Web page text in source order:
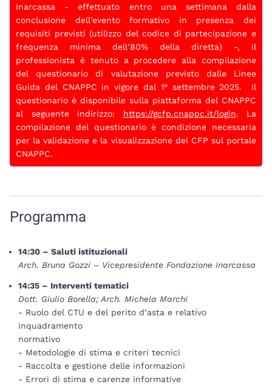
Inarcassa - effettuato entro una settimana dalla
conclusione dell’evento formativo in presenza dei
requisiti previsti (utilizzo del codice di partecipazione e
frequenza minima dell’80% della diretta) -, il
professionista è tenuto a procedere alla compilazione
del questionario di valutazione previsto dalle Linee
Guida del CNAPPC in vigore dal 1° settembre 2025. Il
questionario è disponibile sulla piattaforma del CNAPPC
al seguente indirizzo: https://gcfp.cnappc.it/login. La
compilazione del questionario è condizione necessaria
per la validazione e la visualizzazione dei CFP sul portale
CNAPPC.
Programma
14:30 – Saluti istituzionali
Arch. Bruna Gozzi – Vicepresidente Fondazione Inarcassa
14:35 – Interventi tematici
Dott. Giulio Borella; Arch. Michela Marchi
- Ruolo del CTU e del perito d’asta e relativo
inquadramento
normativo
- Metodologie di stima e criteri tecnici
- Raccolta e gestione delle informazioni
- Errori di stima e carenze informative